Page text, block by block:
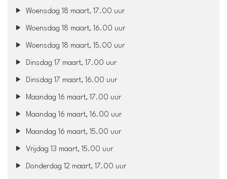
Woensdag 18 maart, 17.00 uur
Woensdag 18 maart, 16.00 uur
Woensdag 18 maart, 15.00 uur
Dinsdag 17 maart, 17.00 uur
Dinsdag 17 maart, 16.00 uur
Maandag 16 maart, 17.00 uur
Maandag 16 maart, 16.00 uur
Maandag 16 maart, 15.00 uur
Vrijdag 13 maart, 15.00 uur
Donderdag 12 maart, 17.00 uur